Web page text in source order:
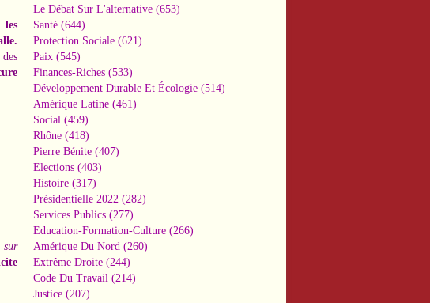
les
sur
Le Débat Sur L'alternative (653)
Santé (644)
Protection Sociale (621)
Paix (545)
Finances-Riches (533)
Développement Durable Et Écologie (514)
Amérique Latine (461)
Social (459)
Rhône (418)
Pierre Bénite (407)
Elections (403)
Histoire (317)
Présidentielle 2022 (282)
Services Publics (277)
Education-Formation-Culture (266)
Amérique Du Nord (260)
Extrême Droite (244)
Code Du Travail (214)
Justice (207)